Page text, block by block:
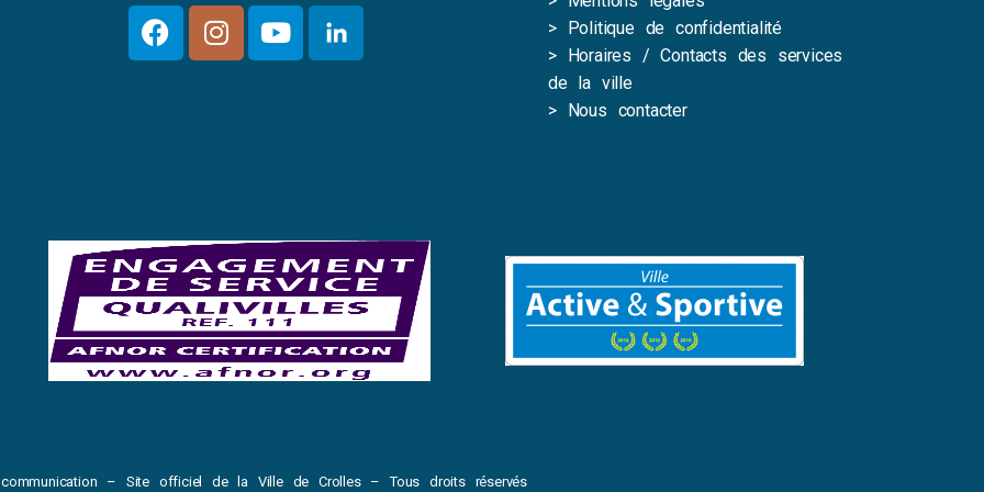
>
Politique de confidentialité
>
Horaires / Contacts des services
de la ville
>
Nous contacter
– Site officiel de la Ville de Crolles – Tous droits réservés